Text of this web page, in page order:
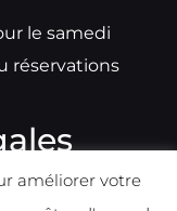
le samedi
réservations
améliorer votre